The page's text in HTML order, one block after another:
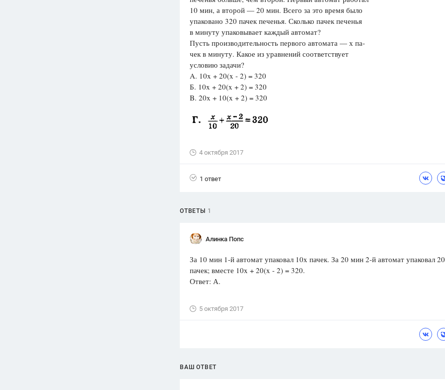
1752 ответа
Олимпиады
ответа
Spotlight
ГИА
Цветков Л. А.
Отношения,
10 мин, а второй — 20 мин. Всего за это время было
упаковано 320 пачек печенья. Сколько пачек печенья
в минуту упаковывает каждый автомат?
Пусть производительность первого автомата — х па-
чек в минуту. Какое из уравнений соответствует
условию задачи?
A. 10x + 20(x - 2) = 320
Б. 10x + 20(x + 2) = 320
B. 20x + 10(x + 2) = 320
4 октября 2017
1 ответ
ОТВЕТЫ 1
Алинка Попс
За 10 мин 1-й автомат упаковал 10x пачек. За 20 мин 2-й автомат упаковал
пачек; вместе 10x + 20(x - 2) = 320.
Ответ: А.
5 октября 2017
ВАШ ОТВЕТ